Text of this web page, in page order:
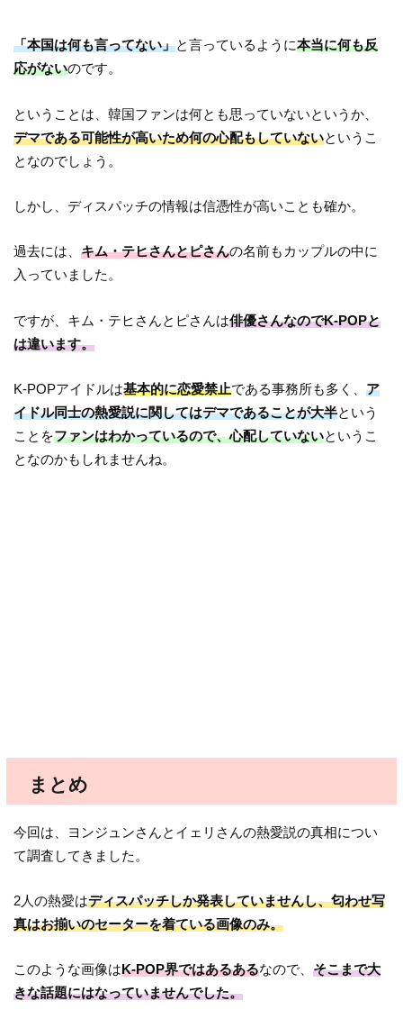
「本国は何も言ってない」と言っているように本当に何も反
応がないのです。
ということは、韓国ファンは何とも思っていないというか、
デマである可能性が高いため何の心配もしていないというこ
となのでしょう。
しかし、ディスパッチの情報は信憑性が高いことも確か。
過去には、キム・テヒさんとピさんの名前もカップルの中に
入っていました。
ですが、キム・テヒさんとピさんは俳優さんなのでK-POPと
は違います。
K-POPアイドルは基本的に恋愛禁止である事務所も多く、ア
イドル同士の熱愛説に関してはデマであることが大半という
ことをファンはわかっているので、心配していないというこ
となのかもしれませんね。
まとめ
今回は、ヨンジュンさんとイェリさんの熱愛説の真相につい
て調査してきました。
2人の熱愛はディスパッチしか発表していませんし、匂わせ写
真はお揃いのセーターを着ている画像のみ。
このような画像はK-POP界ではあるあるなので、そこまで大
きな話題にはなっていませんでした。